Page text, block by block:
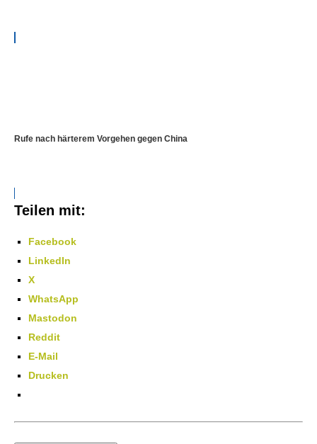
Rufe nach härterem Vorgehen gegen China
Teilen mit:
Facebook
LinkedIn
X
WhatsApp
Mastodon
Reddit
E-Mail
Drucken